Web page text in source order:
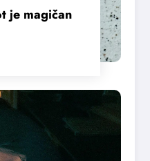
je magičan